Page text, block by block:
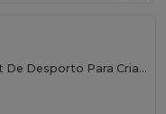
SPRINT KIDS T Shirt De Desporto Para Criança